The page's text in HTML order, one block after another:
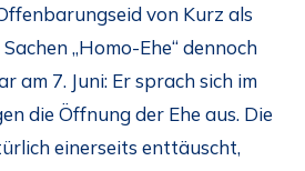
von Kurz als
„Homo-Ehe“ dennoch
am 7. Juni: Er sprach sich im
die Öffnung der Ehe aus. Die
einerseits enttäuscht,